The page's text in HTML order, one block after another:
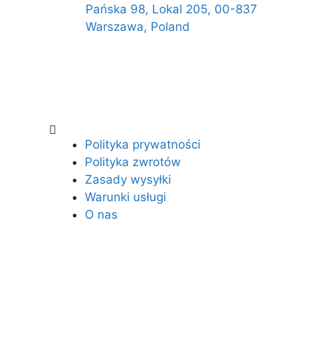
Pańska 98, Lokal 205, 00-837
Warszawa, Poland
Polityka prywatności
Polityka zwrotów
Zasady wysyłki
Warunki usługi
O nas